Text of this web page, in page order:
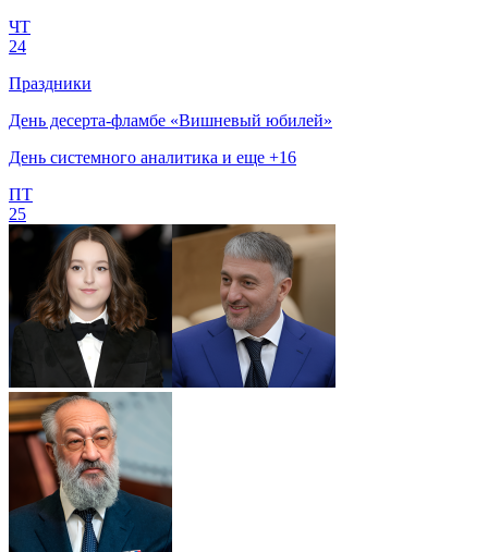
ЧТ
24
Праздники
День десерта-фламбе «Вишневый юбилей»
День системного аналитика и еще +16
ПТ
25